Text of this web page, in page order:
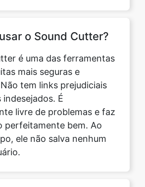
mais seguras e
tem links prejudiciais
É
livre de problemas e faz
perfeitamente bem. Ao
ele não salva nenhum
ferramenta, algum